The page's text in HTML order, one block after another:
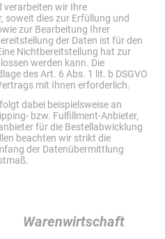
verarbeiten wir Ihre
soweit dies zur Erfüllung und
zur Bearbeitung Ihrer
der Daten ist für den
Nichtbereitstellung hat zur
werden kann. Die
des Art. 6 Abs. 1 lit. b DSGVO
mit Ihnen erforderlich.
dabei beispielsweise an
bzw. Fulfillment-Anbieter,
für die Bestellabwicklung
beachten wir strikt die
der Datenübermittlung
Warenwirtschaft